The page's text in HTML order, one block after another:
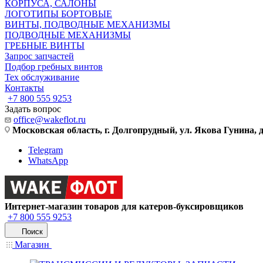
КОРПУСА, САЛОНЫ
ЛОГОТИПЫ БОРТОВЫЕ
ВИНТЫ, ПОДВОДНЫЕ МЕХАНИЗМЫ
ПОДВОДНЫЕ МЕХАНИЗМЫ
ГРЕБНЫЕ ВИНТЫ
Запрос запчастей
Подбор гребных винтов
Тех обслуживание
Контакты
+7 800 555 9253
Задать вопрос
office@wakeflot.ru
Московская область, г. Долгопрудный, ул. Якова Гунина,
Telegram
WhatsApp
Интернет-магазин товаров для катеров-буксировщиков
+7 800 555 9253
Поиск
Магазин